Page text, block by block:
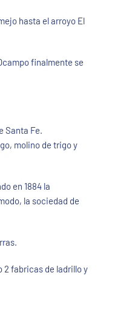
hasta el arroyo El
finalmente se
Santa Fe.
molino de trigo y
en 1884 la
la sociedad de
2 fabricas de ladrillo y